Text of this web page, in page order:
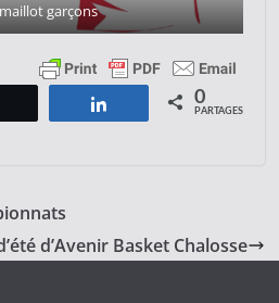
garçons
Partagez 0
PARTAGES
d’Avenir Basket Chalosse